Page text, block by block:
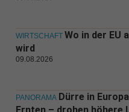
WIRTSCHAFT Wo in der EU
wird
09.08.2026
PANORAMA Dürre in